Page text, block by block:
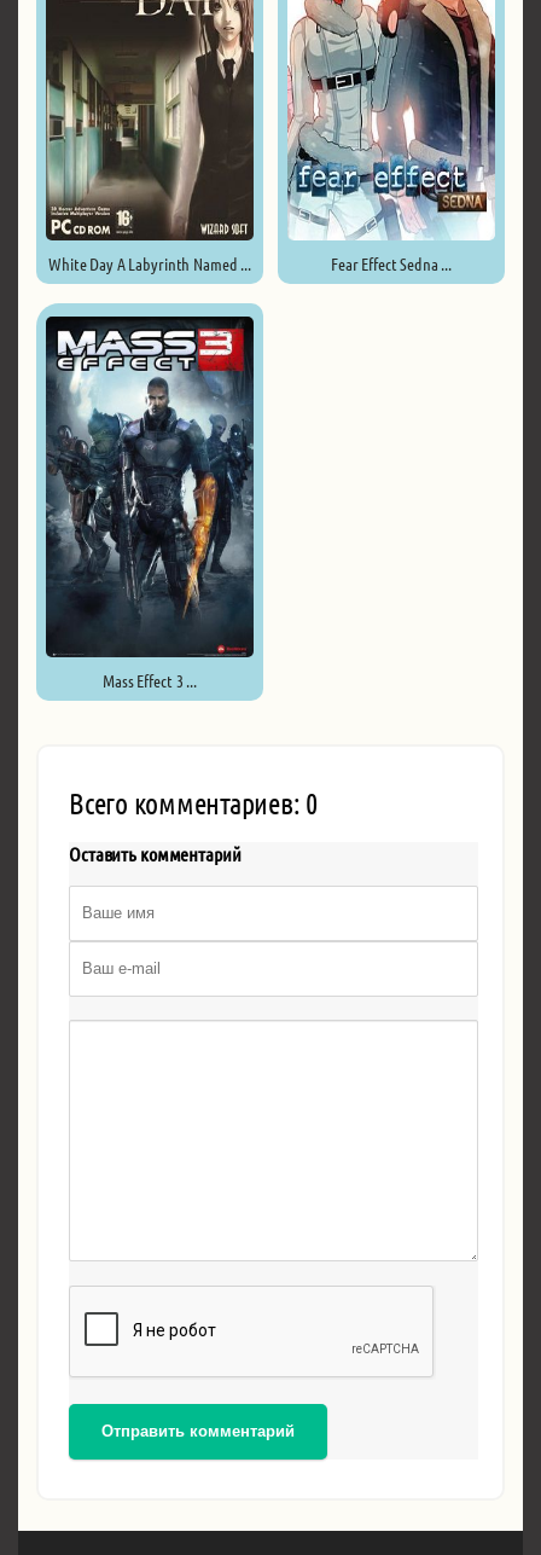
White Day A Labyrinth Named ... Fear Effect Sedna ...
Mass Effect 3 ...
Всего комментариев: 0
Оставить комментарий
Отправить комментарий